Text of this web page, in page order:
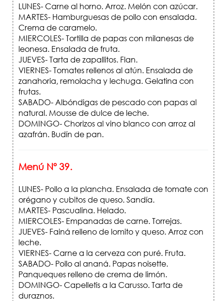
LUNES- Carne al horno. Arroz. Melón con azúcar.
MARTES- Hamburguesas de pollo con ensalada.
Crema de caramelo.
MIERCOLES- Tortilla de papas con milanesas de
leonesa. Ensalada de fruta.
JUEVES- Tarta de zapallitos. Flan.
VIERNES- Tomates rellenos al atún. Ensalada de
zanahoria, remolacha y lechuga. Gelatina con
frutas.
SABADO- Albóndigas de pescado con papas al
natural. Mousse de dulce de leche.
DOMINGO- Chorizos al vino blanco con arroz al
azafrán. Budín de pan.
Menú Nº 39.
LUNES- Pollo a la plancha. Ensalada de tomate con
orégano y cubitos de queso. Sandía.
MARTES- Pascualina. Helado.
MIERCOLES- Empanadas de carne. Torrejas.
JUEVES- Fainá relleno de lomito y queso. Arroz con
leche.
VIERNES- Carne a la cerveza con puré. Fruta.
SABADO- Pollo al ananá. Papas noisette.
Panqueques relleno de crema de limón.
DOMINGO- Capelletis a la Carusso. Tarta de
duraznos.